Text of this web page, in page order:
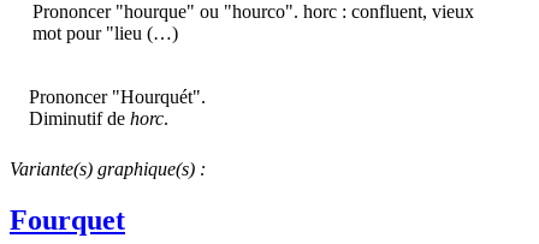
Prononcer "hourque" ou "hourco". horc : confluent, vieux
mot pour "lieu (…)
Prononcer "Hourquét".
Diminutif de horc.
Variante(s) graphique(s) :
Fourquet